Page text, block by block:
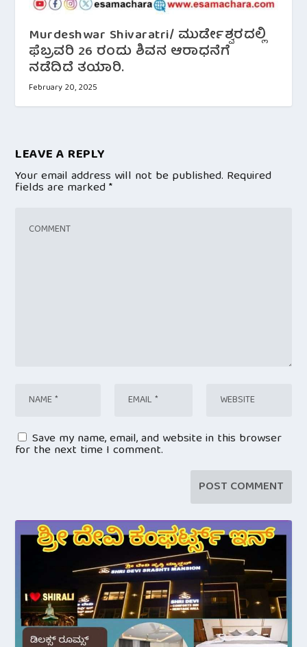
Murdeshwar Shivaratri/ ಮುರ್ಡೇಶ್ವರದಲ್ಲಿ
ಫೆಬ್ರವರಿ 26 ರಂದು ಶಿವನ ಆರಾಧನೆಗೆ
ನಡೆದಿದೆ ತಯಾರಿ.
February 20, 2025
LEAVE A REPLY
Your email address will not be published. Required
fields are marked*
Save my name, email, and website in this browser
for the next time I comment.